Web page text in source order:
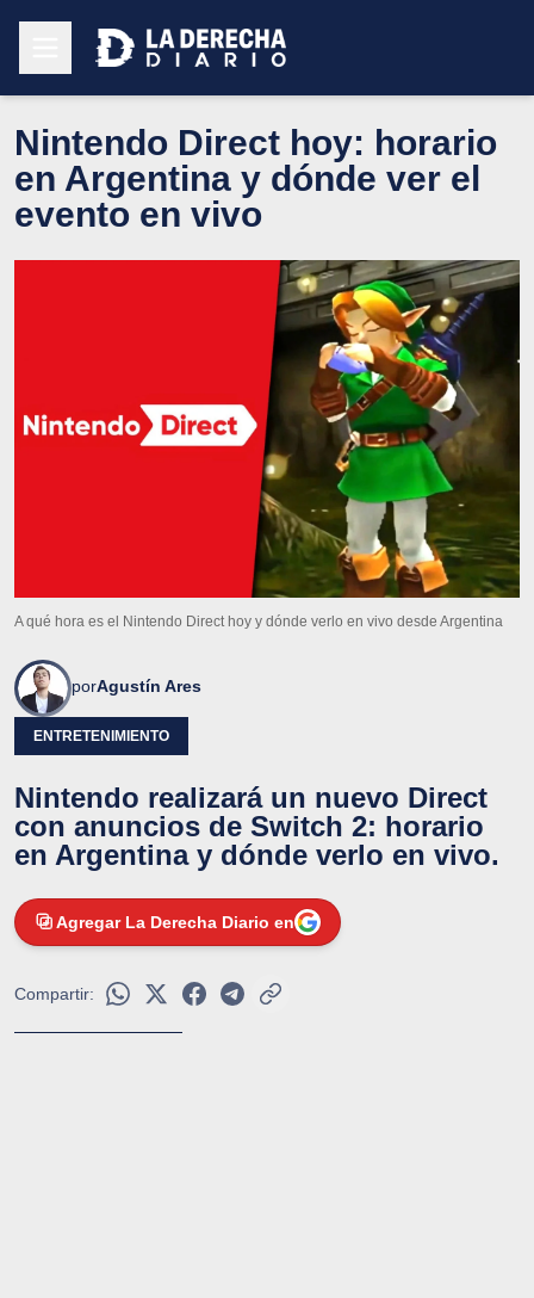
Nintendo Direct hoy: horario
en Argentina y dónde ver el
evento en vivo
A qué hora es el Nintendo Direct hoy y dónde verlo en vivo desde Argentina
porAgustín Ares
ENTRETENIMIENTO
Nintendo realizará un nuevo Direct
con anuncios de Switch 2: horario
en Argentina y dónde verlo en vivo.
Agregar La Derecha Diario en
Compartir: